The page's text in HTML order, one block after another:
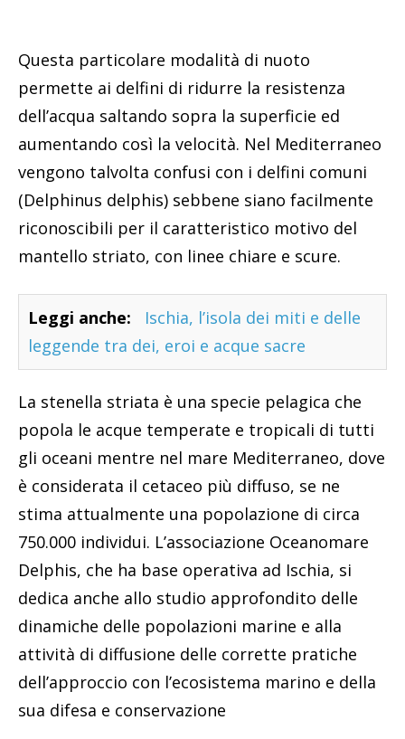
Questa particolare modalità di nuoto
permette ai delfini di ridurre la resistenza
dell’acqua saltando sopra la superficie ed
aumentando così la velocità. Nel Mediterraneo
vengono talvolta confusi con i delfini comuni
(Delphinus delphis) sebbene siano facilmente
riconoscibili per il caratteristico motivo del
mantello striato, con linee chiare e scure.
Leggi anche:
Ischia, l’isola dei miti e delle
leggende tra dei, eroi e acque sacre
La stenella striata è una specie pelagica che
popola le acque temperate e tropicali di tutti
gli oceani mentre nel mare Mediterraneo, dove
è considerata il cetaceo più diffuso, se ne
stima attualmente una popolazione di circa
750.000 individui. L’associazione Oceanomare
Delphis, che ha base operativa ad Ischia, si
dedica anche allo studio approfondito delle
dinamiche delle popolazioni marine e alla
attività di diffusione delle corrette pratiche
dell’approccio con l’ecosistema marino e della
sua difesa e conservazione